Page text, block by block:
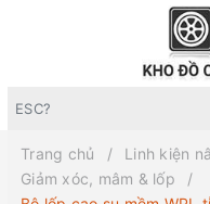
Trang chủ
Linh kiện
Giảm xóc, mâm & lốp